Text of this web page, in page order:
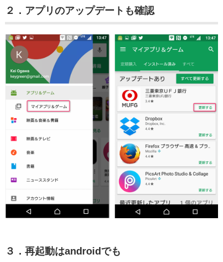
２．アプリのアップデートも確認
３．再起動はandroidでも